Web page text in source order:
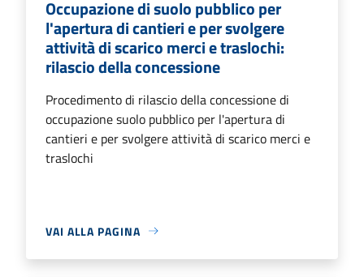
Occupazione di suolo pubblico per
l'apertura di cantieri e per svolgere
attività di scarico merci e traslochi:
rilascio della concessione
Procedimento di rilascio della concessione di
occupazione suolo pubblico per l'apertura di
cantieri e per svolgere attività di scarico merci e
traslochi
VAI ALLA PAGINA